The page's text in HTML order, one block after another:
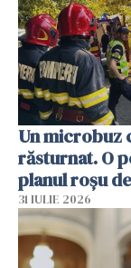
Un microbuz
răsturnat. O
planul roșu
31 IULIE 2026